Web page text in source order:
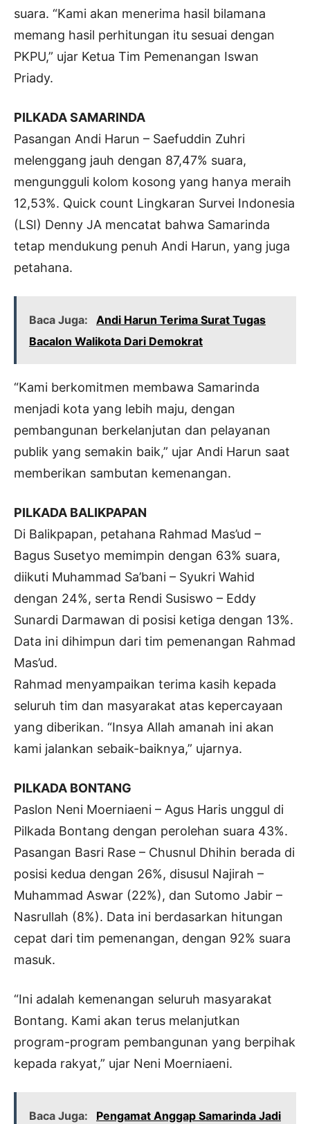
suara. “Kami akan menerima hasil bilamana
memang hasil perhitungan itu sesuai dengan
PKPU,” ujar Ketua Tim Pemenangan Iswan
Priady.
PILKADA SAMARINDA
Pasangan Andi Harun – Saefuddin Zuhri
melenggang jauh dengan 87,47% suara,
mengungguli kolom kosong yang hanya meraih
12,53%. Quick count Lingkaran Survei Indonesia
(LSI) Denny JA mencatat bahwa Samarinda
tetap mendukung penuh Andi Harun, yang juga
petahana.
Baca Juga:
Andi Harun Terima Surat Tugas
Bacalon Walikota Dari Demokrat
“Kami berkomitmen membawa Samarinda
menjadi kota yang lebih maju, dengan
pembangunan berkelanjutan dan pelayanan
publik yang semakin baik,” ujar Andi Harun saat
memberikan sambutan kemenangan.
PILKADA BALIKPAPAN
Di Balikpapan, petahana Rahmad Mas’ud –
Bagus Susetyo memimpin dengan 63% suara,
diikuti Muhammad Sa’bani – Syukri Wahid
dengan 24%, serta Rendi Susiswo – Eddy
Sunardi Darmawan di posisi ketiga dengan 13%.
Data ini dihimpun dari tim pemenangan Rahmad
Mas’ud.
Rahmad menyampaikan terima kasih kepada
seluruh tim dan masyarakat atas kepercayaan
yang diberikan. “Insya Allah amanah ini akan
kami jalankan sebaik-baiknya,” ujarnya.
PILKADA BONTANG
Paslon Neni Moerniaeni – Agus Haris unggul di
Pilkada Bontang dengan perolehan suara 43%.
Pasangan Basri Rase – Chusnul Dhihin berada di
posisi kedua dengan 26%, disusul Najirah –
Muhammad Aswar (22%), dan Sutomo Jabir –
Nasrullah (8%). Data ini berdasarkan hitungan
cepat dari tim pemenangan, dengan 92% suara
masuk.
“Ini adalah kemenangan seluruh masyarakat
Bontang. Kami akan terus melanjutkan
program-program pembangunan yang berpihak
kepada rakyat,” ujar Neni Moerniaeni.
Baca Juga: Pengamat Anggap Samarinda Jadi